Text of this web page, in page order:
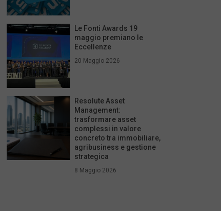
Le Fonti Awards 19
maggio premiano le
Eccellenze
20 Maggio 2026
Resolute Asset
Management:
trasformare asset
complessi in valore
concreto tra immobiliare,
agribusiness e gestione
strategica
8 Maggio 2026